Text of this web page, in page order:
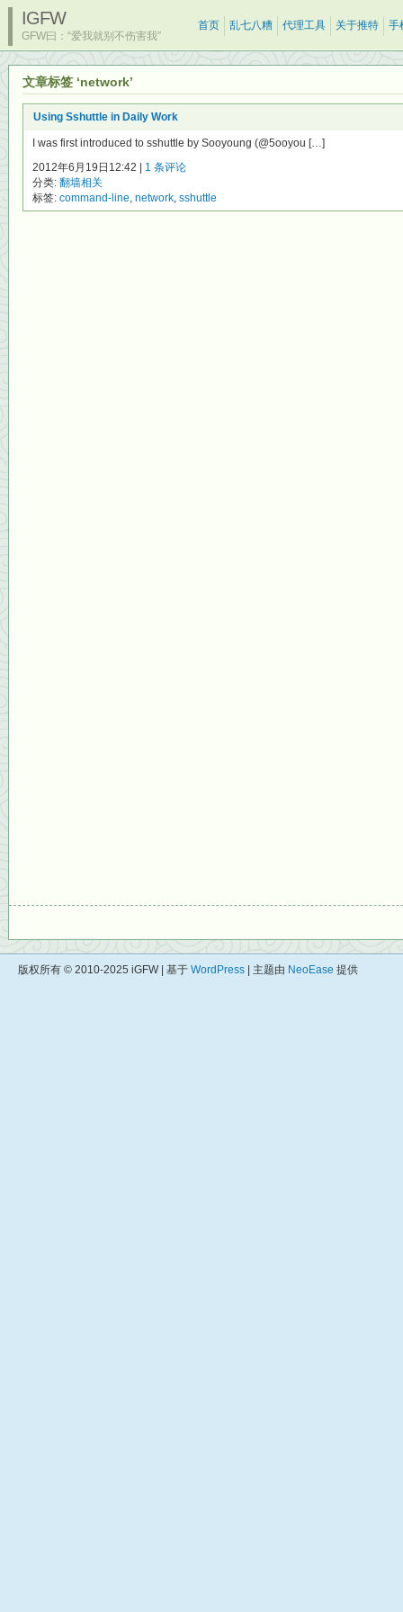
IGFW
GFW曰：“爱我就别不伤害我”
首页 乱七八糟 代理工具 关于推特 手
文章标签 ‘network’
Using Sshuttle in Daily Work
I was first introduced to sshuttle by Sooyoung (@5ooyou […]
2012年6月19日12:42 | 1 条评论
分类: 翻墙相关
标签: command-line, network, sshuttle
版权所有 © 2010-2025 iGFW | 基于 WordPress | 主题由 NeoEase 提供